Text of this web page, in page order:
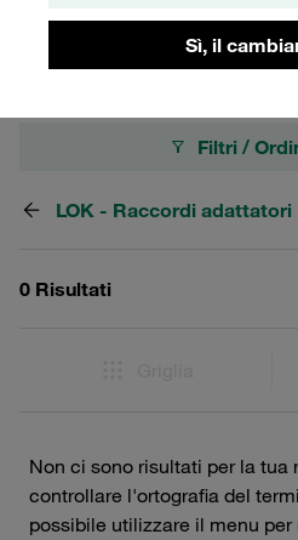
Sì, il
STAUFF.
Filtri /
LOK - Raccordi adattatori
0 Risultati
Non ci sono risultati per la tua
controllare l'ortografia del
possibile utilizzare il menu per